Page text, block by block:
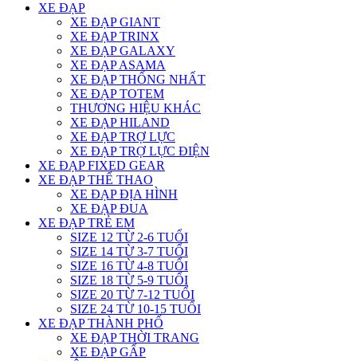
XE ĐẠP
XE ĐẠP GIANT
XE ĐẠP TRINX
XE ĐẠP GALAXY
XE ĐẠP ASAMA
XE ĐẠP THỐNG NHẤT
XE ĐẠP TOTEM
THƯƠNG HIỆU KHÁC
XE ĐẠP HILAND
XE ĐẠP TRỢ LỰC
XE ĐẠP TRỢ LỰC ĐIỆN
XE ĐẠP FIXED GEAR
XE ĐẠP THỂ THAO
XE ĐẠP ĐỊA HÌNH
XE ĐẠP ĐUA
XE ĐẠP TRẺ EM
SIZE 12 TỪ 2-6 TUỔI
SIZE 14 TỪ 3-7 TUỔI
SIZE 16 TỪ 4-8 TUỔI
SIZE 18 TỪ 5-9 TUỔI
SIZE 20 TỪ 7-12 TUỔI
SIZE 24 TỪ 10-15 TUỔI
XE ĐẠP THÀNH PHỐ
XE ĐẠP THỜI TRANG
XE ĐẠP GẤP